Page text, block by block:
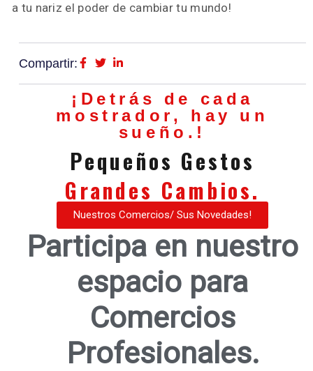
a tu nariz el poder de cambiar tu mundo!
Compartir:
¡Detrás de cada
mostrador, hay un
sueño.!
Pequeños Gestos
Grandes Cambios.
Nuestros Comercios/ Sus Novedades!
Participa en nuestro
espacio para
Comercios
Profesionales.